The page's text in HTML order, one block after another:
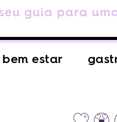
bem estar